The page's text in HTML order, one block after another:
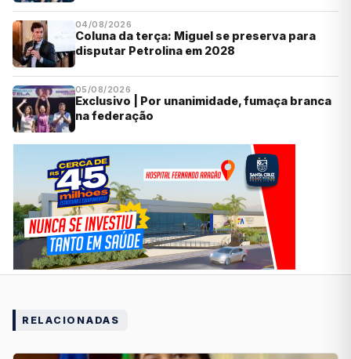
04/08/2026
Coluna da terça: Miguel se preserva para
disputar Petrolina em 2028
05/08/2026
Exclusivo | Por unanimidade, fumaça branca
na federação
RELACIONADAS